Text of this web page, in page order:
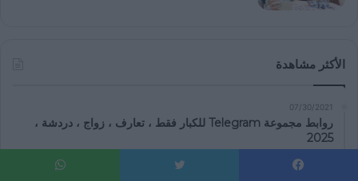
الأكثر مشاهدة
07/30/2021
روابط مجموعة Telegram للكبار فقط ، تعارف ، زواج ، دردشة ،
2025
01/05/2020